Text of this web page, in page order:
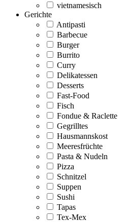
vietnamesisch
Gerichte
Antipasti
Barbecue
Burger
Burrito
Curry
Delikatessen
Desserts
Fast-Food
Fisch
Fondue & Raclette
Gegrilltes
Hausmannskost
Meeresfrüchte
Pasta & Nudeln
Pizza
Schnitzel
Suppen
Sushi
Tapas
Tex-Mex